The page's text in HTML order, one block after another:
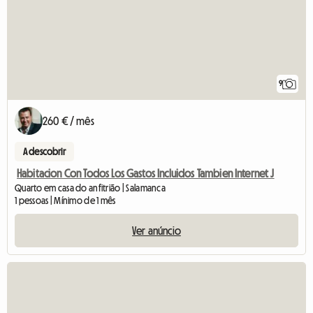
9
260 € / mês
A descobrir
Habitacion Con Todos Los Gastos Incluidos Tambien Internet J
Quarto em casa do anfitrião | Salamanca
1 pessoas | Mínimo de 1 mês
Ver anúncio